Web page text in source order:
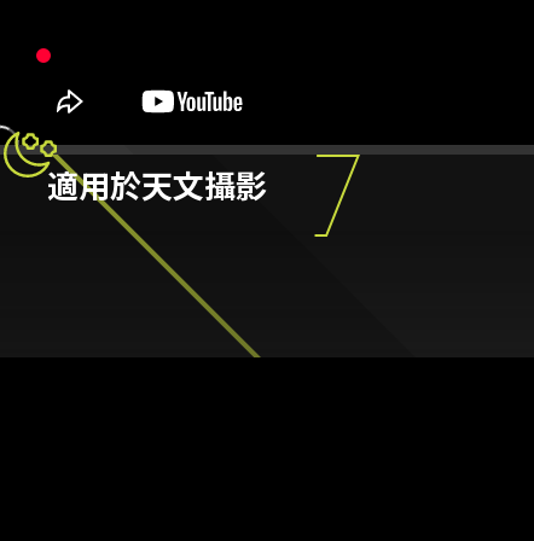
適用於天文攝影